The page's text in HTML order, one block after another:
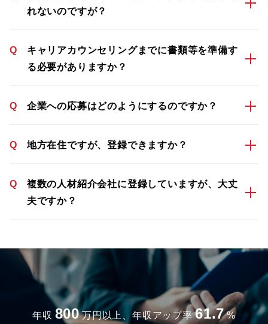
れないのですが？
Q
キャリアカウンセリングまでに書類等を準備す
る必要がありますか？
Q 企業への応募はどのようにするのですか？
Q 地方在住ですが、登録できますか？
Q
複数の人材紹介会社に登録していますが、大丈
夫ですか？
年収 800 万円以上、年収アップ率 61.7 %